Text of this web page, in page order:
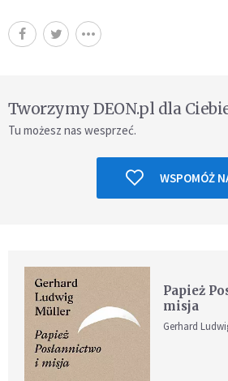
Tworzymy DEON.pl dla
Tu możesz nas wesprzeć.
WSPOMÓŻ
Papież
misja
Gerhard